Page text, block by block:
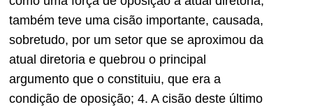
também teve uma cisão importante, causada,
sobretudo, por um setor que se aproximou da
atual diretoria e quebrou o principal
argumento que o constituiu, que era a
condição de oposição; 4. A cisão deste último